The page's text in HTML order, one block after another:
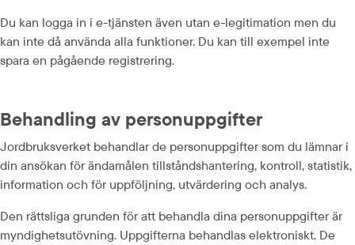
Du kan logga in i e-tjänsten även utan e-legitimation men du
kan inte då använda alla funktioner. Du kan till exempel inte
spara en pågående registrering.
Behandling av personuppgifter
Jordbruksverket behandlar de personuppgifter som du lämnar i
din ansökan för ändamålen tillståndshantering, kontroll, statistik,
information och för uppföljning, utvärdering och analys.
Den rättsliga grunden för att behandla dina personuppgifter är
myndighetsutövning. Uppgifterna behandlas elektroniskt. De